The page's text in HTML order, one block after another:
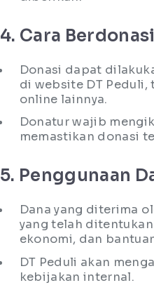
4. Cara Berdonasi
Donasi dapat
di website DT
online lainnya.
Donatur wajib
memastikan donasi
5. Penggunaan
Dana yang diterima
yang telah
ekonomi, dan
DT Peduli akan
kebijakan internal.